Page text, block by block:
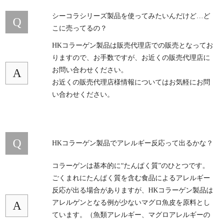
Q
シーコラシリーズ製品を使ってみたいんだけど…ど
こに売ってるの？
A
HKコラーゲン製品は販売代理店での販売となってお
りますので、お手数ですが、お近くの販売代理店に
お問い合わせください。
お近くの販売代理店様情報についてはお気軽にお問
い合わせください。
Q HKコラーゲン製品でアレルギー反応って出るかな？
A
コラーゲンは基本的に“たんぱく質”のひとつです。
ごくまれにたんぱく質を含む食品によるアレルギー
反応が出る場合がありますが、HKコラーゲン製品は
アレルゲンとなる例が少ないマグロ魚皮を原料とし
ています。（魚類アレルギー、マグロアレルギーの